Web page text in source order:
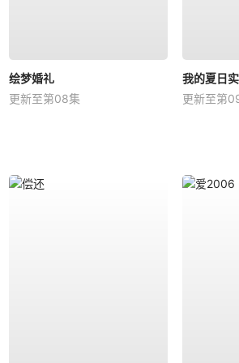
绘梦婚礼
更新至第08集
我的夏日
更新至第